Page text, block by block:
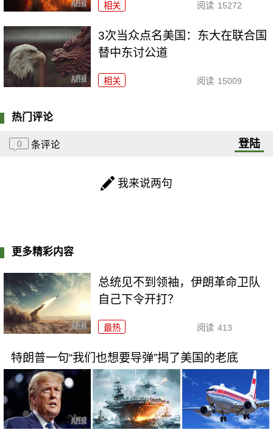
相关 阅读 15272
3次当众点名美国：东大在联合国
替中东讨公道
相关 阅读 15009
热门评论
0 条评论 登陆
我来说两句
更多精彩内容
总统见不到领袖，伊朗革命卫队
自己下令开打？
最热 阅读 413
特朗普一句“我们也想要导弹”揭了美国的老底